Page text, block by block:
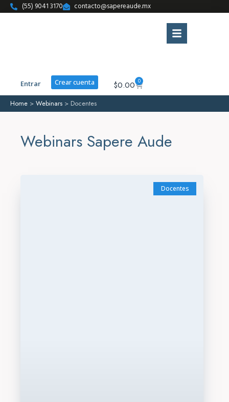
(55) 9041 3170 contacto@sapereaude.mx
Entrar Crear cuenta $0.00 0
Home > Webinars > Docentes
Webinars Sapere Aude
Docentes